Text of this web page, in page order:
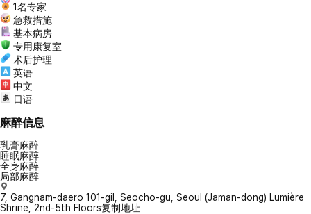
1名专家
急救措施
基本病房
专用康复室
术后护理
英语
中文
日语
麻醉信息
乳膏麻醉
睡眠麻醉
全身麻醉
局部麻醉
7, Gangnam-daero 101-gil, Seocho-gu, Seoul (Jaman-dong) Lumière
Shrine, 2nd-5th Floors复制地址